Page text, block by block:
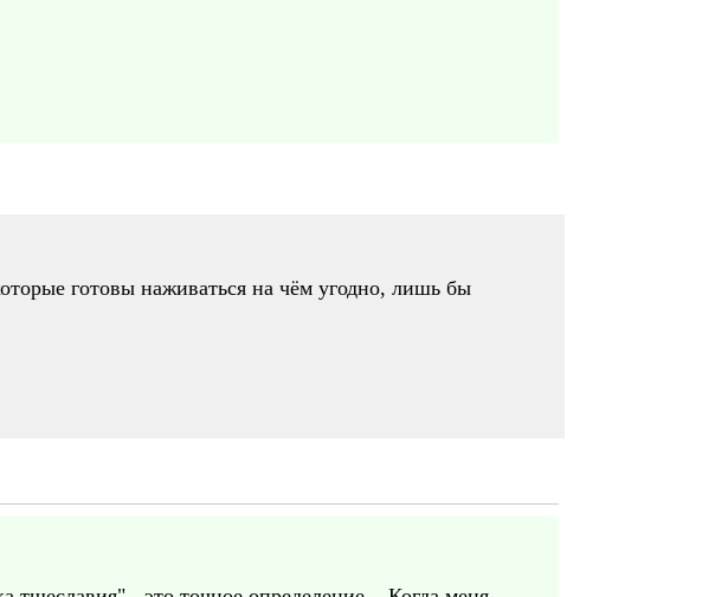
готовы наживаться на чём угодно, лишь бы